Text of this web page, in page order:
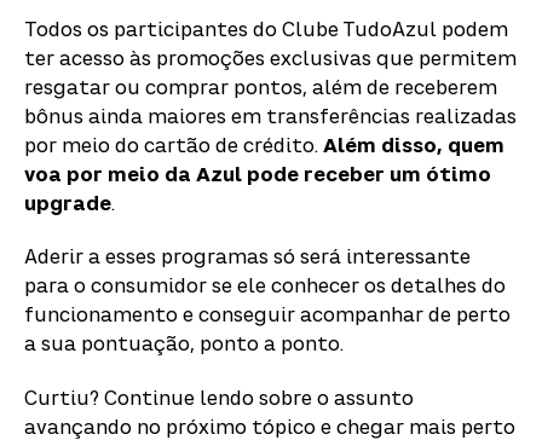
Todos os participantes do Clube TudoAzul podem
ter acesso às promoções exclusivas que permitem
resgatar ou comprar pontos, além de receberem
bônus ainda maiores em transferências realizadas
por meio do cartão de crédito.Além disso, quem
voa por meio da Azul pode receber um ótimo
upgrade.
Aderir a esses programas só será interessante
para o consumidor se ele conhecer os detalhes do
funcionamento e conseguir acompanhar de perto
a sua pontuação, ponto a ponto.
Curtiu? Continue lendo sobre o assunto
avançando no próximo tópico e chegar mais perto